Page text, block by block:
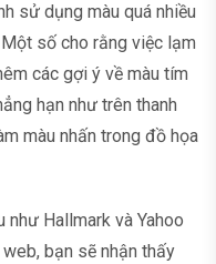
sử dụng màu quá nhiều
số cho rằng việc lạm
các gợi ý về màu tím
hạn như trên thanh
màu nhấn trong đồ họa
như Hallmark và Yahoo
bạn sẽ nhận thấy